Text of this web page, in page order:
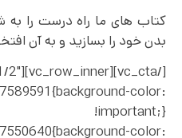
کتاب های ما راه درست را به
بدن خود را بسازید و به آن
2″
color:
color: